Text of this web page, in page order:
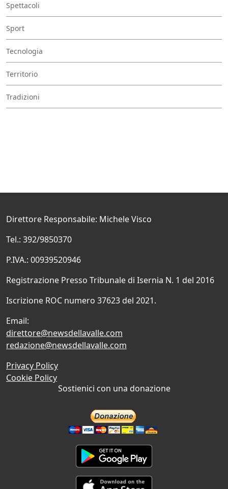
Spettacoli
Sport
Tecnologia
Territorio
Tradizioni
Direttore Responsabile: Michele Visco
Tel.: 392/9850370
P.IVA.: 00939520946
Registrazione Presso Tribunale di Isernia N. 1 del 2016
Iscrizione ROC numero 37623 del 2021.
Email:
direttore@newsdellavalle.com
redazione@newsdellavalle.com
Privacy Policy
Cookie Policy
Sostienici con una donazione